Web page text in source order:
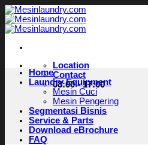
Skip
to
content
Location
Contact
08:00 - 17:00
Home
Laundry Equipment
Mesin Cuci
Mesin Pengering
Segmentasi Bisnis
Service & Parts
Download eBrochure
FAQ